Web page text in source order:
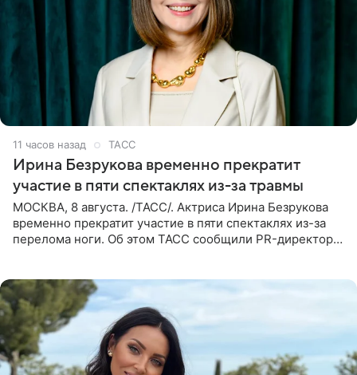
11 часов назад ТАСС
Ирина Безрукова временно прекратит
участие в пяти спектаклях из-за травмы
МОСКВА, 8 августа. /ТАСС/. Актриса Ирина Безрукова
временно прекратит участие в пяти спектаклях из-за
перелома ноги. Об этом ТАСС сообщили PR-директор